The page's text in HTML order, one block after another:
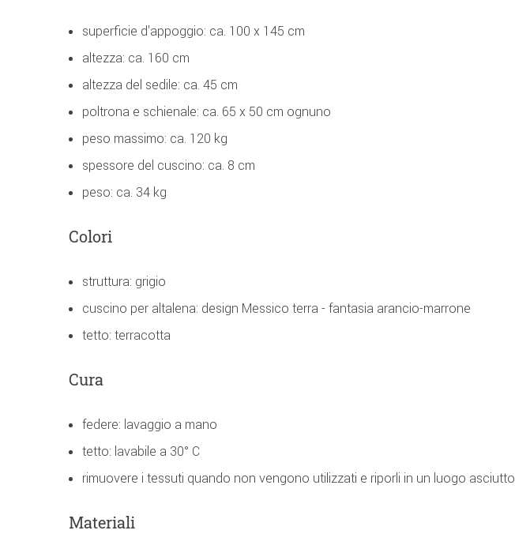
superficie d'appoggio: ca. 100 x 145 cm
altezza: ca. 160 cm
altezza del sedile: ca. 45 cm
poltrona e schienale: ca. 65 x 50 cm ognuno
peso massimo: ca. 120 kg
spessore del cuscino: ca. 8 cm
peso: ca. 34 kg
Colori
struttura: grigio
cuscino per altalena: design Messico terra - fantasia arancio-marrone
tetto: terracotta
Cura
federe: lavaggio a mano
tetto: lavabile a 30° C
rimuovere i tessuti quando non vengono utilizzati e riporli in un luogo asciutto
Materiali